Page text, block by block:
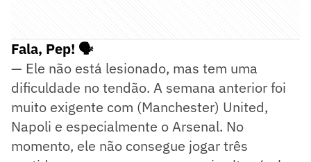
Fala, Pep! 🗣️
— Ele não está lesionado, mas tem uma
dificuldade no tendão. A semana anterior foi
muito exigente com (Manchester) United,
Napoli e especialmente o Arsenal. No
momento, ele não consegue jogar três